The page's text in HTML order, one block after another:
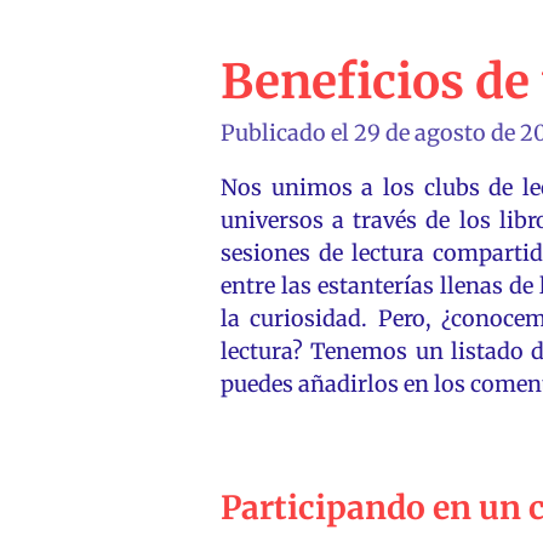
Beneficios
Publicado el 29 de agosto de
Nos unimos a los clubs de
universos a través de los
sesiones de lectura
entre las estanterías llenas
la curiosidad. Pero, ¿
lectura? Tenemos un listado
puedes añadirlos en los
Participando en un